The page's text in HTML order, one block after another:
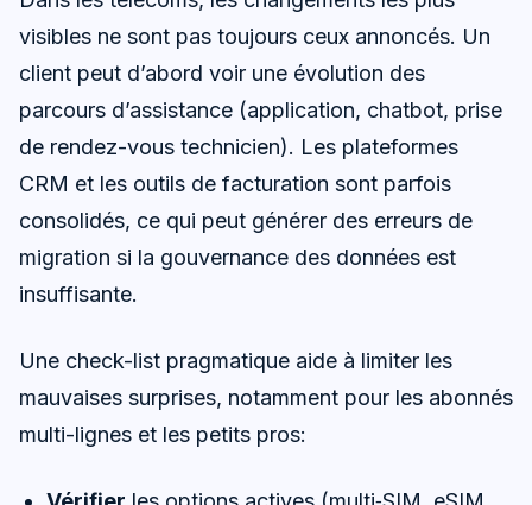
visibles ne sont pas toujours ceux annoncés. Un
client peut d’abord voir une évolution des
parcours d’assistance (application, chatbot, prise
de rendez-vous technicien). Les plateformes
CRM et les outils de facturation sont parfois
consolidés, ce qui peut générer des erreurs de
migration si la gouvernance des données est
insuffisante.
Une check-list pragmatique aide à limiter les
mauvaises surprises, notamment pour les abonnés
multi-lignes et les petits pros: